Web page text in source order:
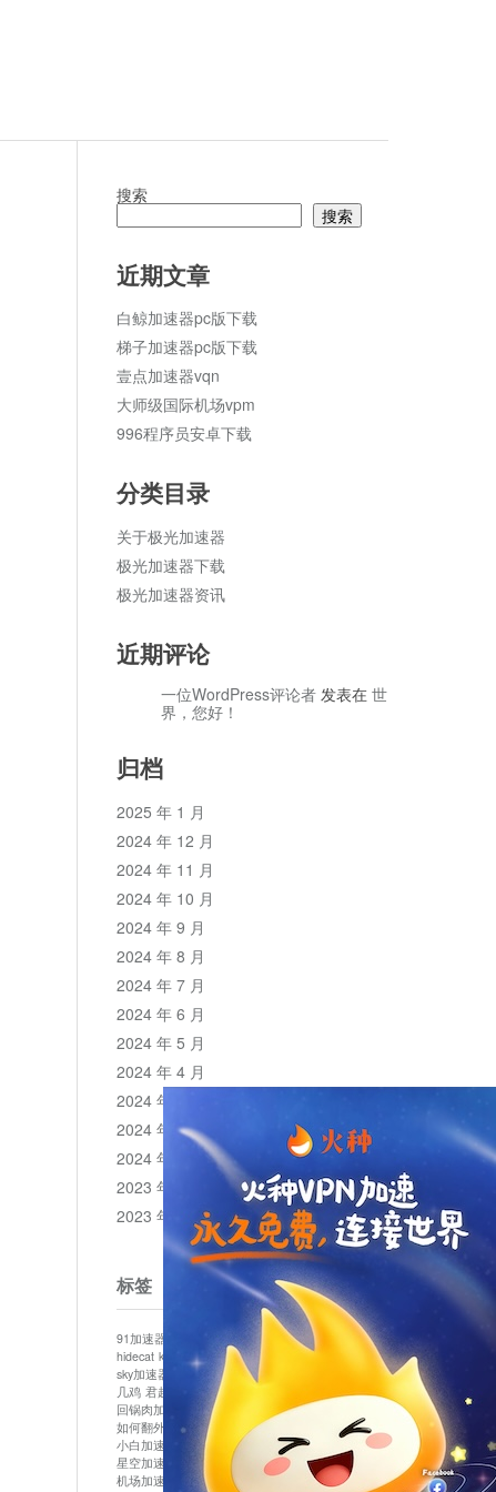
搜索
搜索
近期文章
白鲸加速器pc版下载
梯子加速器pc版下载
壹点加速器vqn
大师级国际机场vpm
996程序员安卓下载
分类目录
关于极光加速器
极光加速器下载
极光加速器资讯
近期评论
一位WordPress评论者 发表在 世
界，您好！
归档
2025 年 1 月
2024 年 12 月
2024 年 11 月
2024 年 10 月
2024 年 9 月
2024 年 8 月
2024 年 7 月
2024 年 6 月
2024 年 5 月
2024 年 4 月
2024 年 3 月
2024 年 2 月
2024 年 1 月
2023 年 12 月
2023 年 11 月
标签
91加速器 bluelayer加速器
clash节点
hidecat kuai500 panda加速器
plex加速器
sky加速器
telegram加速器 中信加速器
云梯加速器
几鸡 君越加速器 哔咔漫画加速器
唐师傅加速器
回锅肉加速器
坚果加速器 壹点加速器
如何翻外墙网站 小哈vp加速器
小火箭加速器
小白加速器
布谷vp加速器 心阶云 快连
星空加速器
最新版clash安卓下载
月光加速器
机场加速器
松果云 极快加速器
梯子加速器